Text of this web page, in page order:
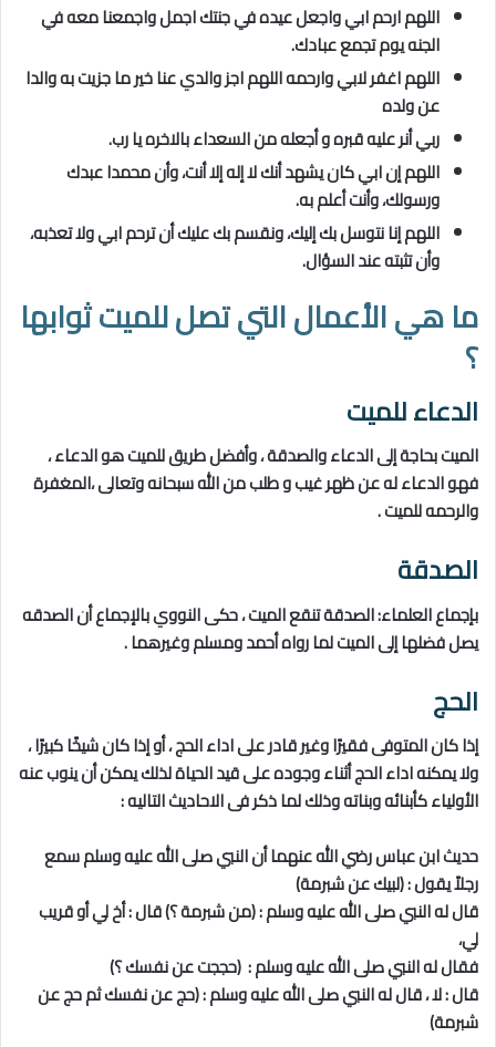
اللهم ارحم ابي واجعل عيده في جنتك اجمل واجمعنا معه في
الجنه يوم تجمع عبادك.
اللهم اغفر لابي وارحمه اللهم اجز والدي عنا خير ما جزيت به والدا
عن ولده
ربي أنر عليه قبره و أجعله من السعداء بالاخره يا رب.
اللهم إن ابي كان يشهد أنك لا إله إلا أنت، وأن محمدا عبدك
ورسولك، وأنت أعلم به.
اللهم إنا نتوسل بك إليك، ونقسم بك عليك أن ترحم ابي ولا تعذبه،
وأن تثبته عند السؤال.
ما هي الأعمال التي تصل للميت ثوابها
؟
الدعاء للميت
الميت بحاجة إلى الدعاء والصدقة ، وأفضل طريق للميت هو الدعاء ،
فهو الدعاء له عن ظهر غيب و طلب من الله سبحانه وتعالى ،المغفرة
والرحمه للميت .
الصدقة
بإجماع العلماء: الصدقة تنقع الميت ، حكى النووي بالإجماع أن الصدقه
يصل فضلها إلى الميت لما رواه أحمد ومسلم وغيرهما .
الحج
إذا كان المتوفى فقيرًا وغير قادر على اداء الحج ، أو إذا كان شيخًا كبيرًا ،
ولا يمكنه اداء الحج أثناء وجوده على قيد الحياة لذلك يمكن أن ينوب عنه
الأولياء كأبنائه وبناته وذلك لما ذكر فى الاحاديث التاليه :
حديث ابن عباس رضي الله عنهما أن النبي صلى الله عليه وسلم سمع
رجلاً يقول : (لبيك عن شبرمة)
قال له النبي صلى الله عليه وسلم : (من شبرمة ؟) قال : أخ لي أو قريب
لي،
فقال له النبي صلى الله عليه وسلم : (حججت عن نفسك ؟)
قال : لا ، قال له النبي صلى الله عليه وسلم : (حج عن نفسك ثم حج عن
شبرمة)